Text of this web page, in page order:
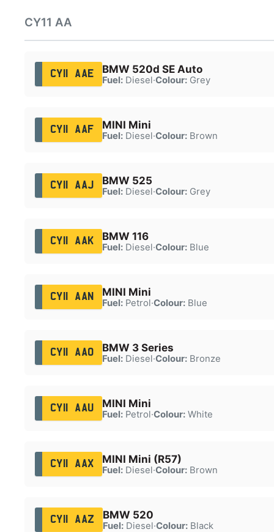
CY11 AA
CY11 AAE BMW 520d SE Auto
Fuel:Diesel·Colour:Grey
CY11 AAF MINI Mini
Fuel:Diesel·Colour:Brown
CY11 AAJ BMW 525
Fuel:Diesel·Colour:Grey
CY11 AAK BMW 116
Fuel:Diesel·Colour:Blue
CY11 AAN MINI Mini
Fuel:Petrol·Colour:Blue
CY11 AAO BMW 3 Series
Fuel:Diesel·Colour:Bronze
CY11 AAU MINI Mini
Fuel:Petrol·Colour:White
CY11 AAX MINI Mini (R57)
Fuel:Diesel·Colour:Brown
CY11 AAZ BMW 520
Fuel:Diesel·Colour:Black